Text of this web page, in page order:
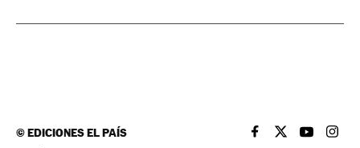
©EDICIONES EL PAÍS EL PAÍS BRASIL EN
EL PAÍSEL PAÍS
EL